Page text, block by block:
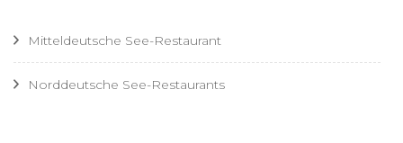
Mitteldeutsche See-Restaurant
Norddeutsche See-Restaurants